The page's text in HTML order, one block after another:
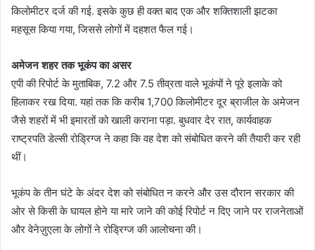
किलोमीटर दर्ज की गई. इसके कुछ ही वक्त बाद एक और शक्तिशाली झटका
महसूस किया गया, जिससे लोगों में दहशत फैल गई।
अमेजन शहर तक भूकंप का असर
एपी की रिपोर्ट के मुताबिक, 7.2 और 7.5 तीव्रता वाले भूकंपों ने पूरे इलाके को
हिलाकर रख दिया. यहां तक कि करीब 1,700 किलोमीटर दूर ब्राजील के अमेजन
जैसे शहरों में भी इमारतों को खाली कराना पड़ा. बुधवार देर रात, कार्यवाहक
राष्ट्रपति डेल्सी रोड्रिग्ज ने कहा कि वह देश को संबोधित करने की तैयारी कर रही
थीं।
भूकंप के तीन घंटे के अंदर देश को संबोधित न करने और उस दौरान सरकार की
ओर से किसी के घायल होने या मारे जाने की कोई रिपोर्ट न दिए जाने पर राजनेताओं
और वेनेज़ुएला के लोगों ने रोड्रिग्ज की आलोचना की।